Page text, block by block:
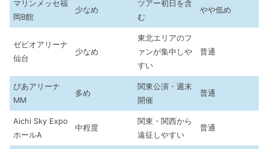
マリンメッセ福
岡B館
少なめ
ツアー初日を含
む
やや低め
ゼビオアリーナ
仙台
少なめ
東北エリアのフ
ァンが集中しや
すい
普通
ぴあアリーナ
MM
多め
関東公演・週末
開催
普通
Aichi Sky Expo
ホールA
中程度
関東・関西から
遠征しやすい
普通